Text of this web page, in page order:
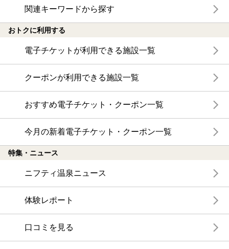
関連キーワードから探す
おトクに利用する
電子チケットが利用できる施設一覧
クーポンが利用できる施設一覧
おすすめ電子チケット・クーポン一覧
今月の新着電子チケット・クーポン一覧
特集・ニュース
ニフティ温泉ニュース
体験レポート
口コミを見る